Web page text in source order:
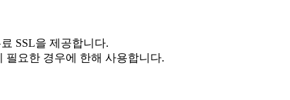
SSL을 제공합니다.
필요한 경우에 한해 사용합니다.